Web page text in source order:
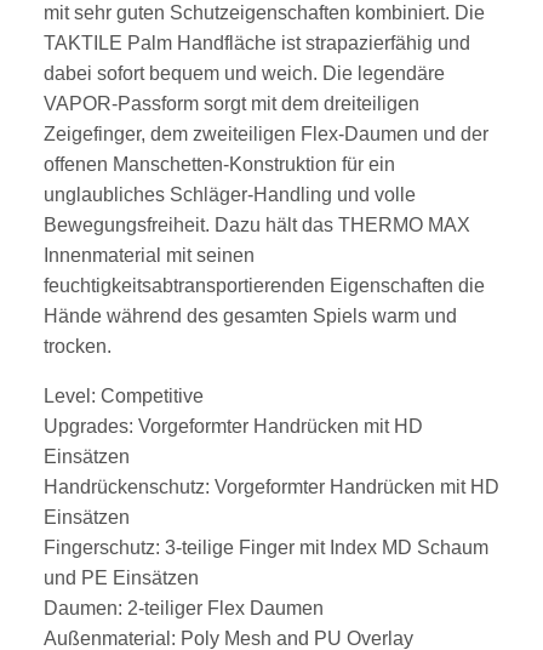
mit sehr guten Schutzeigenschaften kombiniert. Die
TAKTILE Palm Handfläche ist strapazierfähig und
dabei sofort bequem und weich. Die legendäre
VAPOR-Passform sorgt mit dem dreiteiligen
Zeigefinger, dem zweiteiligen Flex-Daumen und der
offenen Manschetten-Konstruktion für ein
unglaubliches Schläger-Handling und volle
Bewegungsfreiheit. Dazu hält das THERMO MAX
Innenmaterial mit seinen
feuchtigkeitsabtransportierenden Eigenschaften die
Hände während des gesamten Spiels warm und
trocken.
Level: Competitive
Upgrades: Vorgeformter Handrücken mit HD
Einsätzen
Handrückenschutz: Vorgeformter Handrücken mit HD
Einsätzen
Fingerschutz: 3-teilige Finger mit Index MD Schaum
und PE Einsätzen
Daumen: 2-teiliger Flex Daumen
Außenmaterial: Poly Mesh and PU Overlay